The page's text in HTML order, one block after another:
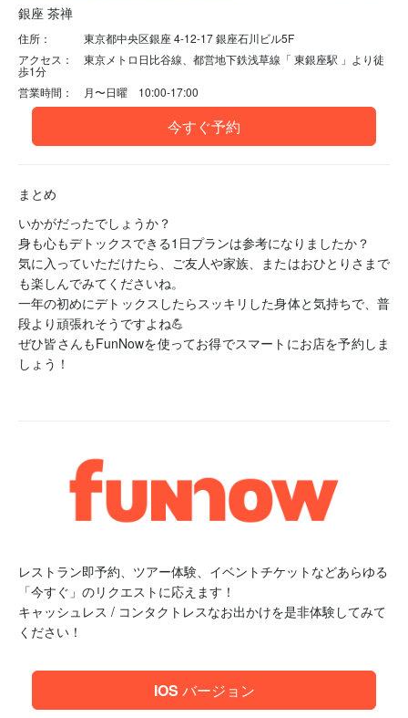
銀座 茶禅
住所： 東京都中央区銀座 4-12-17 銀座石川ビル5F
アクセス： 東京メトロ日比谷線、都営地下鉄浅草線「 東銀座駅 」より徒
歩1分
営業時間： 月〜日曜 10:00-17:00
今すぐ予約
まとめ
いかがだったでしょうか？
身も心もデトックスできる1日プランは参考になりましたか？
気に入っていただけたら、ご友人や家族、またはおひとりさまで
も楽しんでみてくださいね。
一年の初めにデトックスしたらスッキリした身体と気持ちで、普
段より頑張れそうですよね💪
ぜひ皆さんもFunNowを使ってお得でスマートにお店を予約しま
しょう！
レストラン即予約、ツアー体験、イベントチケットなどあらゆる
「今すぐ」のリクエストに応えます！
キャッシュレス / コンタクトレスなお出かけを是非体験してみて
ください！
IOS バージョン